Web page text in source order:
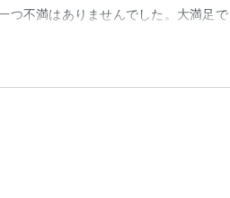
つ不満はありませんでした。大満足で